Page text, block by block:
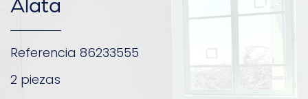
Referencia 86233555
2 piezas